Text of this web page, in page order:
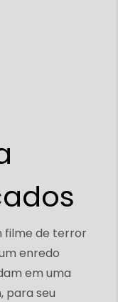
filme de terror
enredo
em uma
para seu